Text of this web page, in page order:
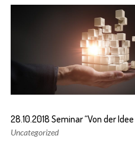
28.10.2018 Seminar “Von der
Uncategorized